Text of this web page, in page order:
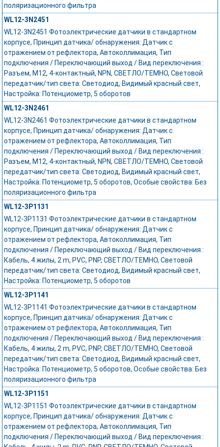
поляризационного фильтра
WL12-3N2451
WL12-3N2451 Фотоэлектрические датчики в стандартном
корпусе, Принцип датчика/ обнаружения: Датчик с
отражением от рефлектора, Автоколлимация, Тип
подключения / Переключающий выход / Вид переключения :
Разъем, M12, 4-контактный, NPN, СВЕТЛО/ТЕМНО, Световой
передатчик/тип света: Светодиод, Видимый красный свет,
Настройка: Потенциометр, 5 оборотов
WL12-3N2461
WL12-3N2461 Фотоэлектрические датчики в стандартном
корпусе, Принцип датчика/ обнаружения: Датчик с
отражением от рефлектора, Автоколлимация, Тип
подключения / Переключающий выход / Вид переключения :
Разъем, M12, 4-контактный, NPN, СВЕТЛО/ТЕМНО, Световой
передатчик/тип света: Светодиод, Видимый красный свет,
Настройка: Потенциометр, 5 оборотов, Особые свойства: Без
поляризационного фильтра
WL12-3P1131
WL12-3P1131 Фотоэлектрические датчики в стандартном
корпусе, Принцип датчика/ обнаружения: Датчик с
отражением от рефлектора, Автоколлимация, Тип
подключения / Переключающий выход / Вид переключения :
Кабель, 4 жилы, 2 m, PVC, PNP, СВЕТЛО/ТЕМНО, Световой
передатчик/тип света: Светодиод, Видимый красный свет,
Настройка: Потенциометр, 5 оборотов
WL12-3P1141
WL12-3P1141 Фотоэлектрические датчики в стандартном
корпусе, Принцип датчика/ обнаружения: Датчик с
отражением от рефлектора, Автоколлимация, Тип
подключения / Переключающий выход / Вид переключения :
Кабель, 4 жилы, 2 m, PVC, PNP, СВЕТЛО/ТЕМНО, Световой
передатчик/тип света: Светодиод, Видимый красный свет,
Настройка: Потенциометр, 5 оборотов, Особые свойства: Без
поляризационного фильтра
WL12-3P1151
WL12-3P1151 Фотоэлектрические датчики в стандартном
корпусе, Принцип датчика/ обнаружения: Датчик с
отражением от рефлектора, Автоколлимация, Тип
подключения / Переключающий выход / Вид переключения :